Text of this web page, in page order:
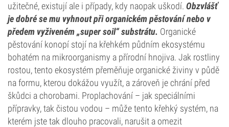
užitečné, existují ale i případy, kdy naopak uškodí. Obzvlášť
je dobré se mu vyhnout při organickém pěstování nebo v
předem vyživeném „super soil“ substrátu. Organické
pěstování konopí stojí na křehkém půdním ekosystému
bohatém na mikroorganismy a přírodní hnojiva. Jak rostliny
rostou, tento ekosystém přeměňuje organické živiny v půdě
na formu, kterou dokážou využít, a zároveň je chrání před
škůdci a chorobami. Proplachování – jak speciálními
přípravky, tak čistou vodou – může tento křehký systém, na
kterém jste tak dlouho pracovali, narušit a omezit